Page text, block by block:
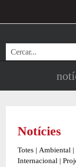
Cerca
Notícies
Totes | Ambiental |
Internacional |